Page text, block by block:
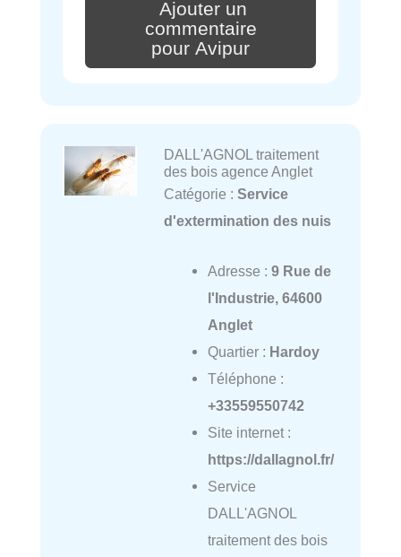
Ajouter un
commentaire
pour Avipur
DALL'AGNOL traitement
des bois agence Anglet
Catégorie : Service
d'extermination des nuis
Adresse : 9 Rue de
l'Industrie, 64600
Anglet
Quartier : Hardoy
Téléphone :
+33559550742
Site internet :
https://dallagnol.fr/
Service
DALL'AGNOL
traitement des bois